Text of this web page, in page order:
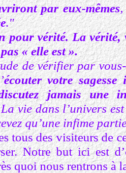
par eux-mêmes,
."
pour vérité.La vérité,
« elle est ».
de vérifier par
écouter votre
jamais une
vie dans l’univers
qu’une infime
tous des visiteurs de
Notre but ici est
quoi nous rentrons à